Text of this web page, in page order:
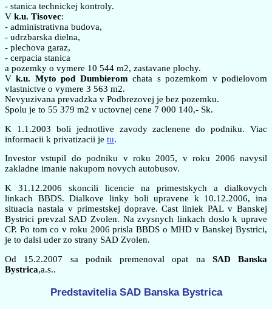
- stanica technickej kontroly.
V k.u. Tisovec:
- administrativna budova,
- udrzbarska dielna,
- plechova garaz,
- cerpacia stanica
a pozemky o vymere 10 544 m2, zastavane plochy.
Vk.u. Myto pod Dumbierom chata s pozemkom v podielovom
vlastnictve o vymere 3 563 m2.
Nevyuzivana prevadzka v Podbrezovej je bez pozemku.
Spolu je to 55 379 m2 v uctovnej cene 7 000 140,- Sk.
K 1.1.2003 boli jednotlive zavody zaclenene do podniku. Viac
informacii k privatizacii je tu.
Investor vstupil do podniku v roku 2005, v roku 2006 navysil
zakladne imanie nakupom novych autobusov.
K 31.12.2006 skoncili licencie na primestskych a dialkovych
linkach BBDS. Dialkove linky boli upravene k 10.12.2006, ina
situacia nastala v primestskej doprave. Cast liniek PAL v Banskej
Bystrici prevzal SAD Zvolen. Na zvysnych linkach doslo k uprave
CP. Po tom co v roku 2006 prisla BBDS o MHD v Banskej Bystrici,
je to dalsi uder zo strany SAD Zvolen.
Od 15.2.2007 sa podnik premenoval opat na SAD Banska
Bystrica,a.s..
Predstavitelia SAD Banska Bystrica